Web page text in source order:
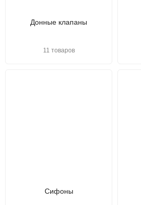
Донные клапаны
11 товаров
Сифоны